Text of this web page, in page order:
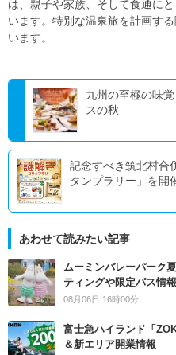
は、親子や家族、そして食通に
います。特別な温泉旅を計画す
います。
九州の至極の味
スの秋
記念すべき筑北村合
タンプラリー」を開
あわせて読みたい記事
ムーミンバレーパーク
ティングや限定パス情
08月06日 16時00分
富士急ハイランド「
＆新エリア開業情報